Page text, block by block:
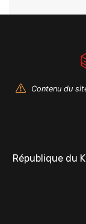
Contenu du
République du